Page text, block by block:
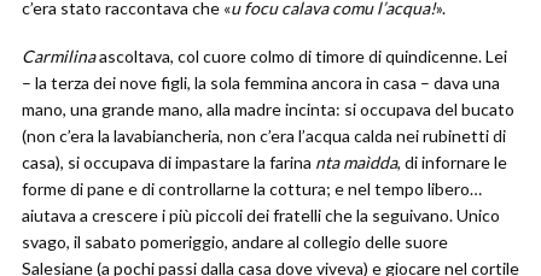
c’era stato raccontava che «u focu calava comu l’acqua!».
Carmilinaascoltava, col cuore colmo di timore di quindicenne. Lei
– la terza dei nove figli, la sola femmina ancora in casa – dava una
mano, una grande mano, alla madre incinta: si occupava del bucato
(non c’era la lavabiancheria, non c’era l’acqua calda nei rubinetti di
casa), si occupava di impastare la farina nta maìdda, di infornare le
forme di pane e di controllarne la cottura; e nel tempo libero…
aiutava a crescere i più piccoli dei fratelli che la seguivano. Unico
svago, il sabato pomeriggio, andare al collegio delle suore
Salesiane (a pochi passi dalla casa dove viveva) e giocare nel cortile